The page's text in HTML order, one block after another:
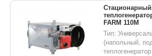
FARM 110M
Тип:
(напольный,
теплогенератор